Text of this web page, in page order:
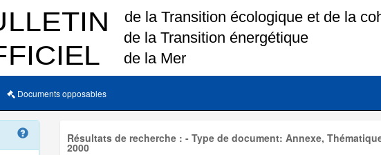
Documents opposables
Résultats de recherche : - Type de document: Annexe,
2000